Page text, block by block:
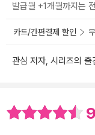
발급월 +1개월까지는
카드/간편결제 할인
관심 저자, 시리즈의